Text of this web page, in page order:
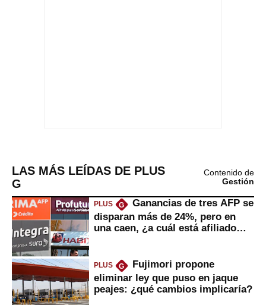
LAS MÁS LEÍDAS DE PLUS
G
Contenido de
Gestión
PLUS G
Ganancias de tres AFP se
disparan más de 24%, pero en
una caen, ¿a cuál está afiliado
PLUS G
Fujimori propone
eliminar ley que puso en jaque
peajes: ¿qué cambios implicaría?